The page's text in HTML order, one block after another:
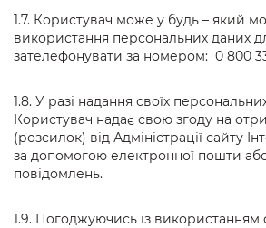
1.7. Користувач може у будь – який
використання персональних даних
зателефонувати за номером: 0 800
1.8. У разі надання своїх
Користувач надає свою згоду на
(розсилок) від Адміністрації сайту
за допомогою електронної пошти
повідомлень.
1.9. Погоджуючись із використанням